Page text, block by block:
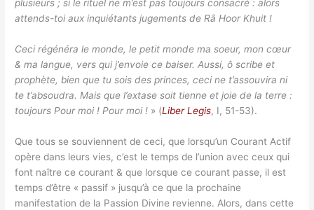
plusieurs ; si le rituel ne m’est pas toujours consacré : alors
attends-toi aux inquiétants jugements de Râ Hoor Khuit !
Ceci régénéra le monde, le petit monde ma soeur, mon cœur
& ma langue, vers qui j’envoie ce baiser. Aussi, ô scribe et
prophète, bien que tu sois des princes, ceci ne t’assouvira ni
te t’absoudra. Mais que l’extase soit tienne et joie de la terre :
toujours Pour moi ! Pour moi ! » (Liber Legis, I, 51-53).
Que tous se souviennent de ceci, que lorsqu’un Courant Actif
opère dans leurs vies, c’est le temps de l’union avec ceux qui
font naître ce courant & que lorsque ce courant passe, il est
temps d’être « passif » jusqu’à ce que la prochaine
manifestation de la Passion Divine revienne. Alors, dans cette